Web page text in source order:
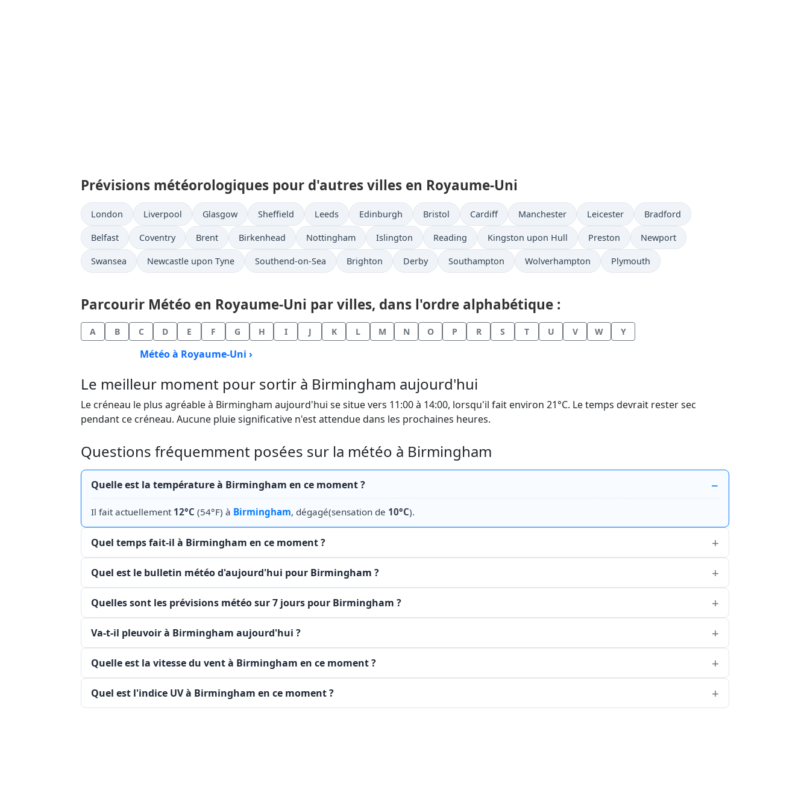
Prévisions météorologiques pour d'autres villes en Royaume-Uni
London Liverpool Glasgow Sheffield Leeds Edinburgh Bristol Cardiff Manchester Leicester Bradford
Belfast Coventry Brent Birkenhead Nottingham Islington Reading Kingston upon Hull Preston Newport
Swansea Newcastle upon Tyne Southend-on-Sea Brighton Derby Southampton Wolverhampton Plymouth
Parcourir Météo en Royaume-Uni par villes, dans l'ordre alphabétique :
A B C D E F G H I J K L M N O P R S T U V W Y
Météo à Royaume-Uni ›
Le meilleur moment pour sortir à Birmingham aujourd'hui
Le créneau le plus agréable à Birmingham aujourd'hui se situe vers 11:00 à 14:00, lorsqu'il fait environ 21°C. Le temps devrait rester sec
pendant ce créneau. Aucune pluie significative n'est attendue dans les prochaines heures.
Questions fréquemment posées sur la météo à Birmingham
Quelle est la température à Birmingham en ce moment ?
Il fait actuellement 12°C (54°F) à Birmingham, dégagé(sensation de 10°C).
Quel temps fait-il à Birmingham en ce moment ?
Quel est le bulletin météo d'aujourd'hui pour Birmingham ?
Quelles sont les prévisions météo sur 7 jours pour Birmingham ?
Va-t-il pleuvoir à Birmingham aujourd'hui ?
Quelle est la vitesse du vent à Birmingham en ce moment ?
Quel est l'indice UV à Birmingham en ce moment ?